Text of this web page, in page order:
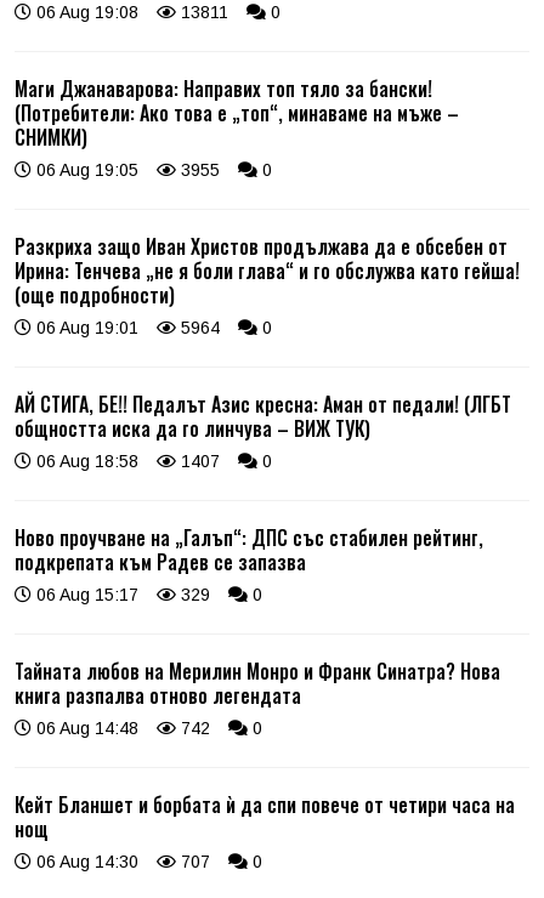
06 Aug 19:08 13811 0
Маги Джанаварова: Направих топ тяло за бански!
(Потребители: Ако това е „топ“, минаваме на мъже –
СНИМКИ)
06 Aug 19:05 3955 0
Разкриха защо Иван Христов продължава да е обсебен от
Ирина: Тенчева „не я боли глава“ и го обслужва като гейша!
(още подробности)
06 Aug 19:01 5964 0
АЙ СТИГА, БЕ!! Педалът Азис кресна: Аман от педали! (ЛГБТ
общността иска да го линчува – ВИЖ ТУК)
06 Aug 18:58 1407 0
Ново проучване на „Галъп“: ДПС със стабилен рейтинг,
подкрепата към Радев се запазва
06 Aug 15:17 329 0
Тайната любов на Мерилин Монро и Франк Синатра? Нова
книга разпалва отново легендата
06 Aug 14:48 742 0
Кейт Бланшет и борбата ѝ да спи повече от четири часа на
нощ
06 Aug 14:30 707 0